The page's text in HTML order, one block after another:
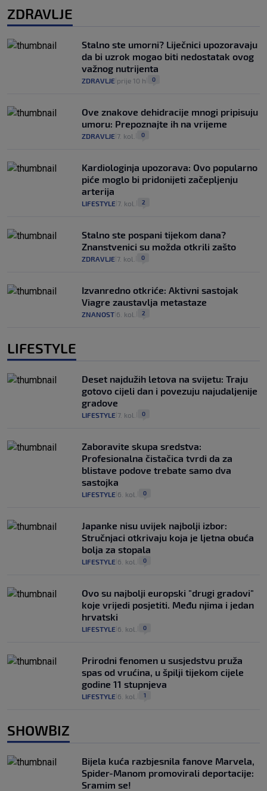
ZDRAVLJE
Stalno ste umorni? Liječnici upozoravaju
da bi uzrok mogao biti nedostatak ovog
važnog nutrijenta
ZDRAVLJE prije 10 h 0
Ove znakove dehidracije mnogi pripisuju
umoru: Prepoznajte ih na vrijeme
ZDRAVLJE 7. kol. 0
Kardiologinja upozorava: Ovo popularno
piće moglo bi pridonijeti začepljenju
arterija
LIFESTYLE 7. kol. 2
Stalno ste pospani tijekom dana?
Znanstvenici su možda otkrili zašto
ZDRAVLJE 7. kol. 0
Izvanredno otkriće: Aktivni sastojak
Viagre zaustavlja metastaze
ZNANOST 6. kol. 2
LIFESTYLE
Deset najdužih letova na svijetu: Traju
gotovo cijeli dan i povezuju najudaljenije
gradove
LIFESTYLE 7. kol. 0
Zaboravite skupa sredstva:
Profesionalna čistačica tvrdi da za
blistave podove trebate samo dva
sastojka
LIFESTYLE 6. kol. 0
Japanke nisu uvijek najbolji izbor:
Stručnjaci otkrivaju koja je ljetna obuća
bolja za stopala
LIFESTYLE 6. kol. 0
Ovo su najbolji europski "drugi gradovi"
koje vrijedi posjetiti. Među njima i jedan
hrvatski
LIFESTYLE 6. kol. 0
Prirodni fenomen u susjedstvu pruža
spas od vrućina, u špilji tijekom cijele
godine 11 stupnjeva
LIFESTYLE 6. kol. 1
SHOWBIZ
Bijela kuća razbjesnila fanove Marvela,
Spider-Manom promovirali deportacije:
Sramim se!